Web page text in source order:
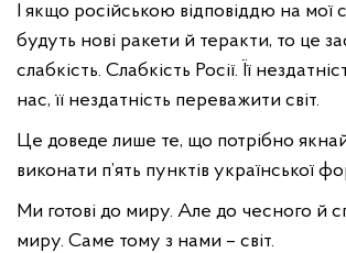
І якщо російською відповіддю на мої
будуть нові ракети й теракти, то це
слабкість. Слабкість Росії. Її
нас, її нездатність переважити світ.
Це доведе лише те, що потрібно
виконати п’ять пунктів української
Ми готові до миру. Але до чесного й
миру. Саме тому з нами – світ.